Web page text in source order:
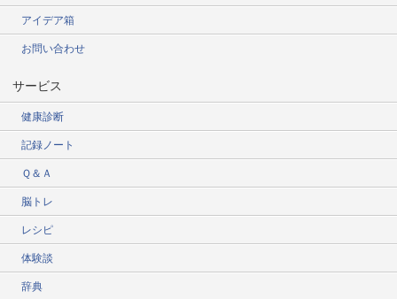
アイデア箱
お問い合わせ
サービス
健康診断
記録ノート
Ｑ＆Ａ
脳トレ
レシピ
体験談
辞典